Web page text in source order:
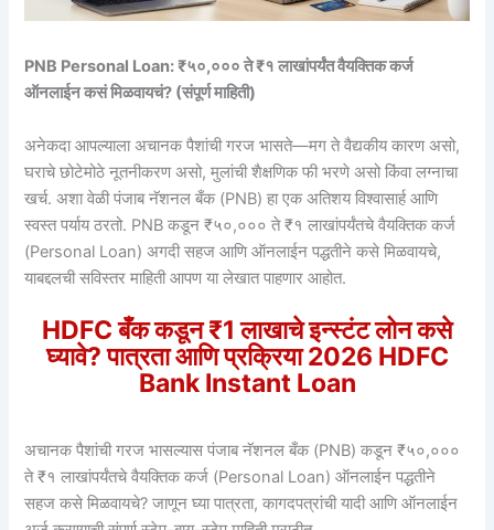
PNB Personal Loan: ₹५०,००० ते ₹१ लाखांपर्यंत वैयक्तिक कर्ज
ऑनलाईन कसं मिळवायचं? (संपूर्ण माहिती)
अनेकदा आपल्याला अचानक पैशांची गरज भासते—मग ते वैद्यकीय कारण असो,
घराचे छोटेमोठे नूतनीकरण असो, मुलांची शैक्षणिक फी भरणे असो किंवा लग्नाचा
खर्च. अशा वेळी पंजाब नॅशनल बँक (PNB) हा एक अतिशय विश्वासार्ह आणि
स्वस्त पर्याय ठरतो. PNB कडून ₹५०,००० ते ₹१ लाखांपर्यंतचे वैयक्तिक कर्ज
(Personal Loan) अगदी सहज आणि ऑनलाईन पद्धतीने कसे मिळवायचे,
याबद्दलची सविस्तर माहिती आपण या लेखात पाहणार आहोत.
HDFC बँक कडून ₹1 लाखाचे इन्स्टंट लोन कसे
घ्यावे? पात्रता आणि प्रक्रिया 2026 HDFC
Bank Instant Loan
अचानक पैशांची गरज भासल्यास पंजाब नॅशनल बँक (PNB) कडून ₹५०,०००
ते ₹१ लाखांपर्यंतचे वैयक्तिक कर्ज (Personal Loan) ऑनलाईन पद्धतीने
सहज कसे मिळवायचे? जाणून घ्या पात्रता, कागदपत्रांची यादी आणि ऑनलाईन